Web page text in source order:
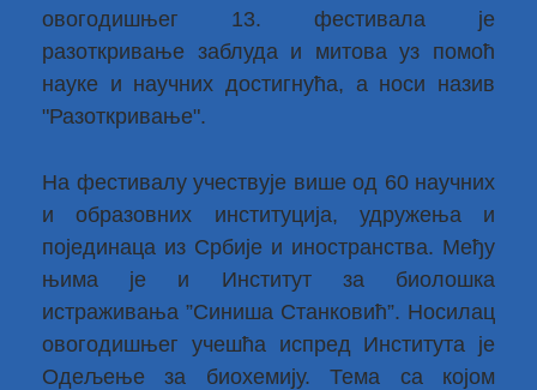
овогодишњег 13. фестивала је
разоткривање заблуда и митова уз помоћ
науке и научних достигнућа, а носи назив
"Разоткривање".
На фестивалу учествује више од 60 научних
и образовних институција, удружења и
појединаца из Србије и иностранства. Међу
њима је и Институт за биолошка
истраживања ”Синиша Станковић”. Носилац
овогодишњег учешћа испред Института је
Одељење за биохемију. Тема са којом